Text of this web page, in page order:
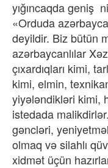
yığıncaqda geniş
«Orduda
deyildir. Biz bütün
azərbaycanlılar
çıxardıqları kimi,
kimi, elmin,
yiyələndikləri kimi,
istedada
gəncləri,
olmaq və silahlı
xidmət üçün